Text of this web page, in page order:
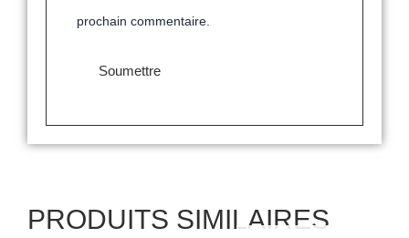
prochain commentaire.
PRODUITS SIMILAIRES